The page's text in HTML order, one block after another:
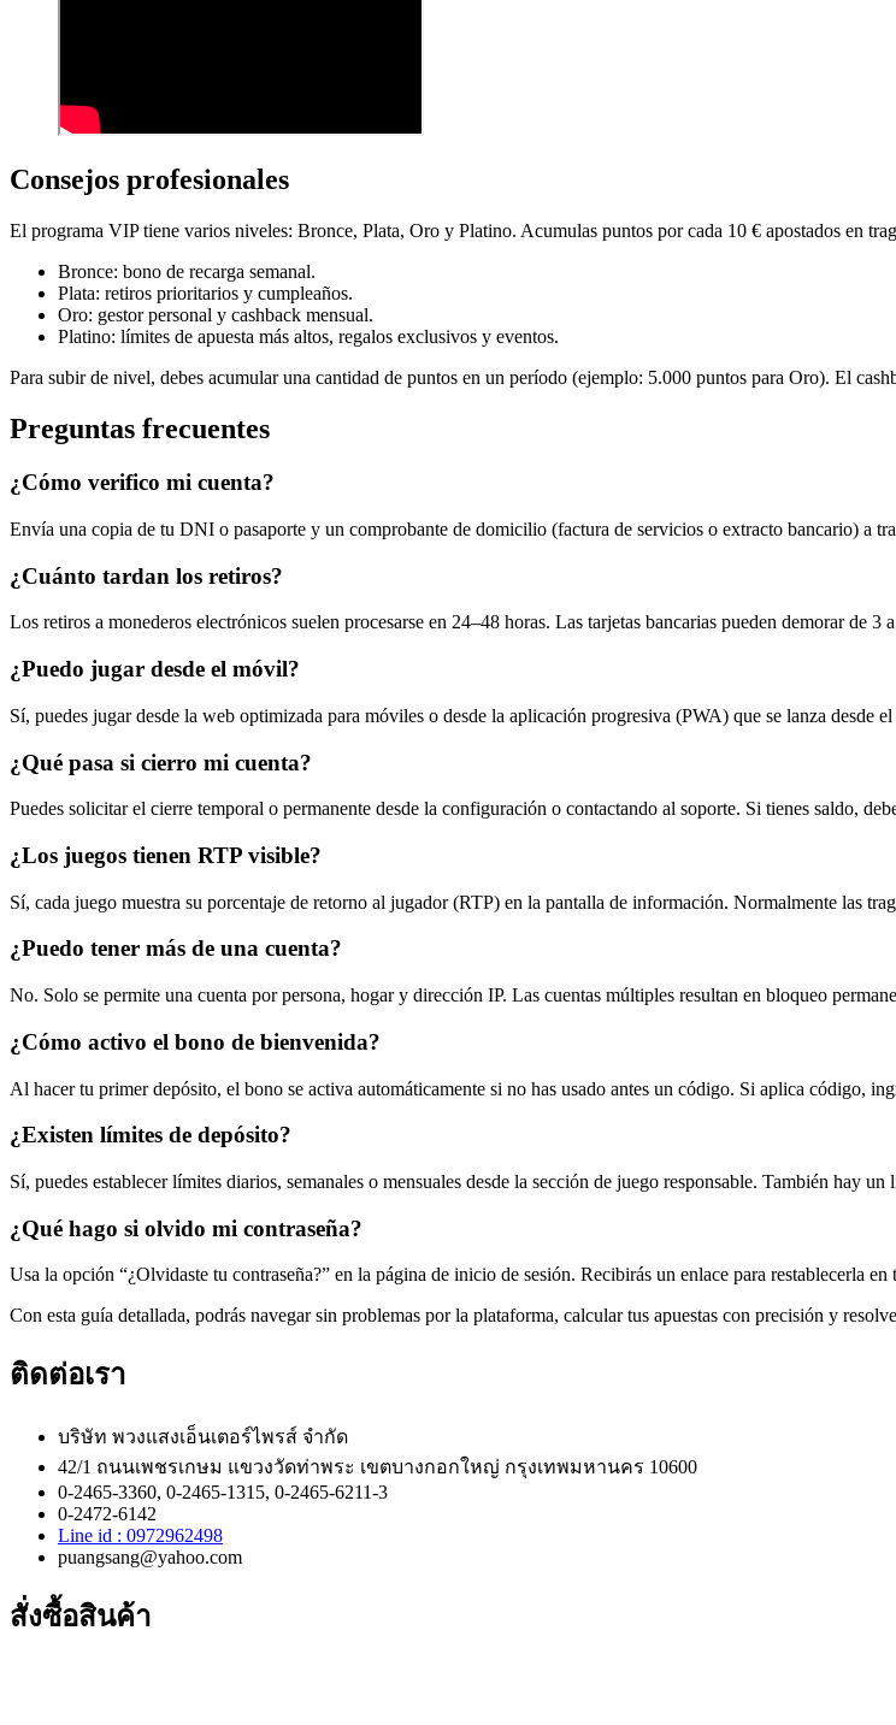
Consejos profesionales
El programa VIP tiene varios niveles: Bronce, Plata, Oro y Platino. Acumulas puntos por cada 10 € apostados en
Bronce: bono de recarga semanal.
Plata: retiros prioritarios y cumpleaños.
Oro: gestor personal y cashback mensual.
Platino: límites de apuesta más altos, regalos exclusivos y eventos.
Para subir de nivel, debes acumular una cantidad de puntos en un período (ejemplo: 5.000 puntos para Oro). El
Preguntas frecuentes
¿Cómo verifico mi cuenta?
Envía una copia de tu DNI o pasaporte y un comprobante de domicilio (factura de servicios o extracto bancario) a
¿Cuánto tardan los retiros?
Los retiros a monederos electrónicos suelen procesarse en 24–48 horas. Las tarjetas bancarias pueden demorar de 3
¿Puedo jugar desde el móvil?
Sí, puedes jugar desde la web optimizada para móviles o desde la aplicación progresiva (PWA) que se lanza desde
¿Qué pasa si cierro mi cuenta?
Puedes solicitar el cierre temporal o permanente desde la configuración o contactando al soporte. Si tienes saldo,
¿Los juegos tienen RTP visible?
Sí, cada juego muestra su porcentaje de retorno al jugador (RTP) en la pantalla de información. Normalmente las
¿Puedo tener más de una cuenta?
No. Solo se permite una cuenta por persona, hogar y dirección IP. Las cuentas múltiples resultan en bloqueo
¿Cómo activo el bono de bienvenida?
Al hacer tu primer depósito, el bono se activa automáticamente si no has usado antes un código. Si aplica código,
¿Existen límites de depósito?
Sí, puedes establecer límites diarios, semanales o mensuales desde la sección de juego responsable. También hay
¿Qué hago si olvido mi contraseña?
Usa la opción “¿Olvidaste tu contraseña?” en la página de inicio de sesión. Recibirás un enlace para restablecerla
Con esta guía detallada, podrás navegar sin problemas por la plataforma, calcular tus apuestas con precisión y
ติดต่อเรา
บริษัท พวงแสงเอ็นเตอร์ไพรส์ จำกัด
42/1 ถนนเพชรเกษม แขวงวัดท่าพระ เขตบางกอกใหญ่ กรุงเทพมหานคร 10600
0-2465-3360, 0-2465-1315, 0-2465-6211-3
0-2472-6142
Line id : 0972962498
puangsang@yahoo.com
สั่งซื้อสินค้า